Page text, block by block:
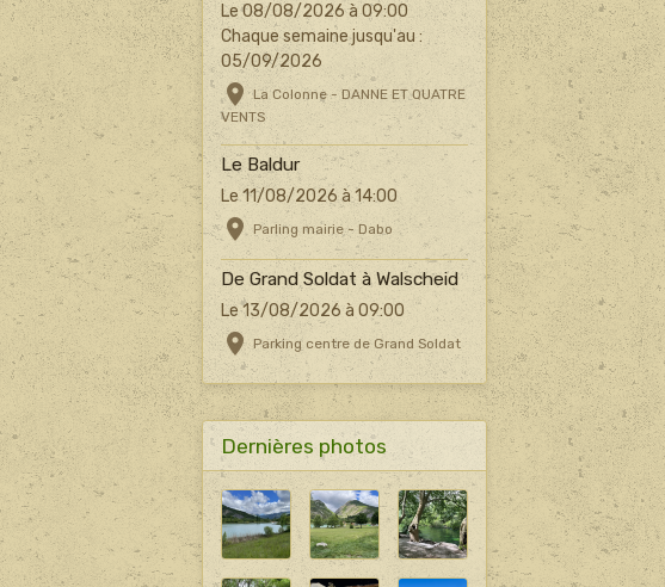
Le 08/08/2026 à 09:00
Chaque semaine jusqu'au :
05/09/2026
La Colonne - DANNE ET QUATRE
VENTS
Le Baldur
Le 11/08/2026 à 14:00
Parling mairie - Dabo
De Grand Soldat à Walscheid
Le 13/08/2026 à 09:00
Parking centre de Grand Soldat
Dernières photos